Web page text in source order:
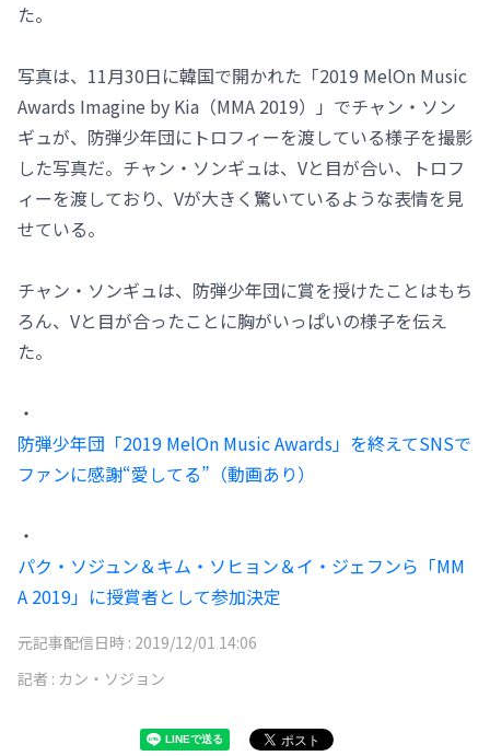
た。
写真は、11月30日に韓国で開かれた「2019 MelOn Music
Awards Imagine by Kia（MMA 2019）」でチャン・ソン
ギュが、防弾少年団にトロフィーを渡している様子を撮影
した写真だ。チャン・ソンギュは、Vと目が合い、トロフ
ィーを渡しており、Vが大きく驚いているような表情を見
せている。
チャン・ソンギュは、防弾少年団に賞を授けたことはもち
ろん、Vと目が合ったことに胸がいっぱいの様子を伝え
た。
・
防弾少年団「2019 MelOn Music Awards」を終えてSNSで
ファンに感謝“愛してる”（動画あり）
・
パク・ソジュン＆キム・ソヒョン＆イ・ジェフンら「MM
A 2019」に授賞者として参加決定
元記事配信日時 : 2019/12/01 14:06
記者 : カン・ソジョン